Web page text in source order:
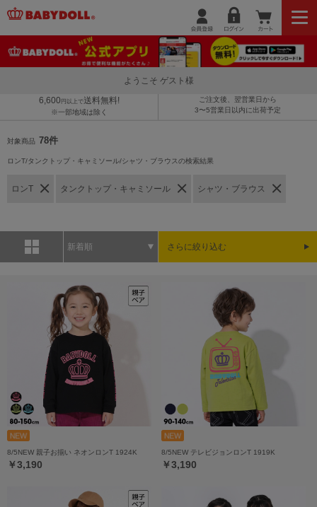
ようこそ ゲスト様
6,600 円以上で送料無料!
※一部地域は除く
ご注文後、翌営業日から
3〜5営業日以内に出荷予定
対象商品 78件
ロンT/タンクトップ・キャミソール/シャツ・ブラウスの検索結果
ロンT タンクトップ・キャミソール シャツ・ブラウス
新着順 さらに絞り込む
8/5NEW 親子お揃い ネオンロンT 1924K
￥3,190
8/5NEW テレビジョンロンT 1919K
￥3,190